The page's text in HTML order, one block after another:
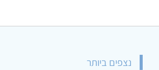
נצפים ביותר